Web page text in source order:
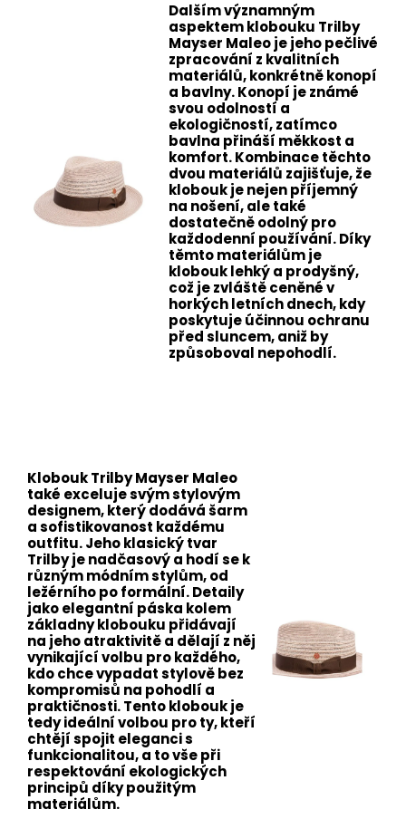
Dalším významným
aspektem klobouku Trilby
Mayser Maleo je jeho pečlivé
zpracování z kvalitních
materiálů, konkrétně konopí
a bavlny. Konopí je známé
svou odolností a
ekologičností, zatímco
bavlna přináší měkkost a
komfort. Kombinace těchto
dvou materiálů zajišťuje, že
klobouk je nejen příjemný
na nošení, ale také
dostatečně odolný pro
každodenní používání. Díky
těmto materiálům je
klobouk lehký a prodyšný,
což je zvláště ceněné v
horkých letních dnech, kdy
poskytuje účinnou ochranu
před sluncem, aniž by
způsoboval nepohodlí.
Klobouk Trilby Mayser Maleo
také exceluje svým stylovým
designem, který dodává šarm
a sofistikovanost každému
outfitu. Jeho klasický tvar
Trilby je nadčasový a hodí se k
různým módním stylům, od
ležérního po formální. Detaily
jako elegantní páska kolem
základny klobouku přidávají
na jeho atraktivitě a dělají z něj
vynikající volbu pro každého,
kdo chce vypadat stylově bez
kompromisů na pohodlí a
praktičnosti. Tento klobouk je
tedy ideální volbou pro ty, kteří
chtějí spojit eleganci s
funkcionalitou, a to vše při
respektování ekologických
principů díky použitým
materiálům.